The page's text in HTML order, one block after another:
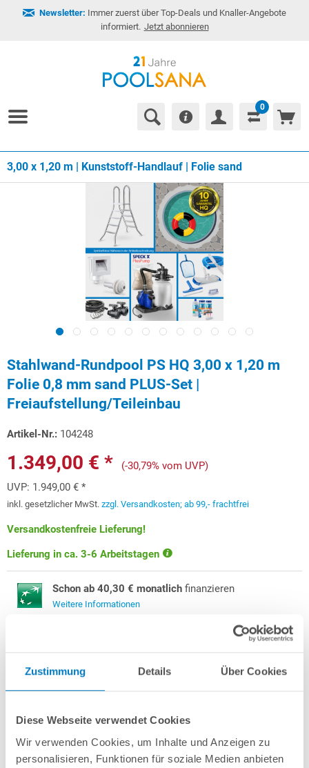
Zustimmung Details Über Cookies
Diese Webseite verwendet Cookies
Wir verwenden Cookies, um Inhalte und Anzeigen zu
personalisieren, Funktionen für soziale Medien anbieten
Newsletter: Immer zuerst über Top-Deals und Knaller-Angebote
informiert. Jetzt abonnieren
0
3,00 x 1,20 m | Kunststoff-Handlauf | Folie sand
Stahlwand-Rundpool PS HQ 3,00 x 1,20 m
Folie 0,8 mm sand PLUS-Set |
Freiaufstellung/Teileinbau
Artikel-Nr.: 104248
1.349,00 € *
(-30,79% vom UVP)
UVP: 1.949,00 € *
inkl. gesetzlicher MwSt. zzgl. Versandkosten; ab 99,- frachtfrei
Versandkostenfreie Lieferung!
Lieferung in ca. 3-6 Arbeitstagen
Schon ab 40,30 € monatlich finanzieren
Weitere Informationen
sandfarbenerPVC-Poolfolie 0,8 mm mit Einhängebiese
Spezialhandlauf und Bodenschienen ingrau.